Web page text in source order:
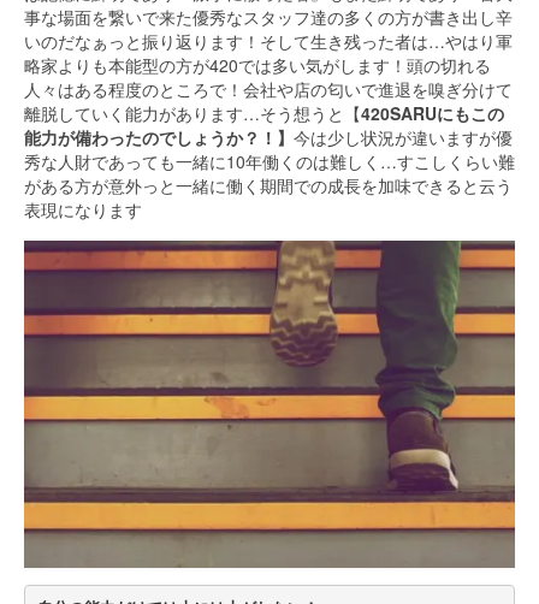
事な場面を繋いで来た優秀なスタッフ達の多くの方が書き出し辛
いのだなぁっと振り返ります！そして生き残った者は…やはり軍
略家よりも本能型の方が420では多い気がします！頭の切れる
人々はある程度のところで！会社や店の匂いで進退を嗅ぎ分けて
離脱していく能力があります…そう想うと【420SARUにもこの
能力が備わったのでしょうか？！】 今は少し状況が違いますが優
秀な人財であっても一緒に10年働くのは難しく…すこしくらい難
がある方が意外っと一緒に働く期間での成長を加味できると云う
表現になります